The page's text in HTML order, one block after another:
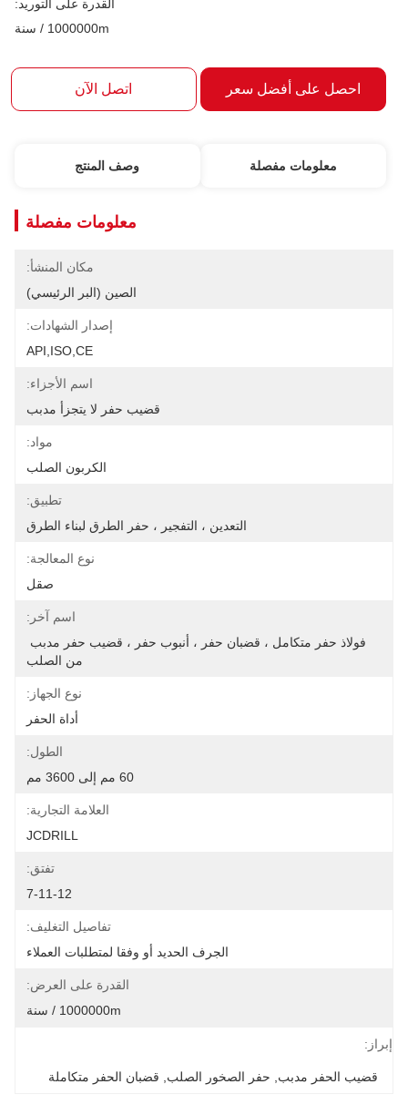
القدرة على التوريد:
1000000m / سنة
احصل على أفضل سعر اتصل الآن
معلومات مفصلة وصف المنتج
معلومات مفصلة
مكان المنشأ:
الصين (البر الرئيسي)
إصدار الشهادات:
API,ISO,CE
اسم الأجزاء:
قضيب حفر لا يتجزأ مدبب
مواد:
الكربون الصلب
تطبيق:
التعدين ، التفجير ، حفر الطرق لبناء الطرق
نوع المعالجة:
صقل
اسم آخر:
فولاذ حفر متكامل ، قضبان حفر ، أنبوب حفر ، قضيب حفر مدبب
من الصلب
نوع الجهاز:
أداة الحفر
الطول:
60 مم إلى 3600 مم
العلامة التجارية:
JCDRILL
تفتق:
7-11-12
تفاصيل التغليف:
الجرف الحديد أو وفقا لمتطلبات العملاء
القدرة على العرض:
1000000m / سنة
إبراز:
قضيب الحفر مدبب, حفر الصخور الصلب, قضبان الحفر متكاملة